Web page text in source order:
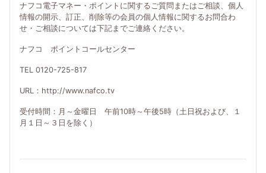
ナフコ電子マネー・ポイントに関するご質問またはご相談、個人
情報の開示、訂正、削除等の会員の個人情報に関するお問合わ
せ・ご相談については下記までご連絡ください。
ナフコ ポイントコールセンター
TEL 0120-725-817
URL：http://www.nafco.tv
受付時間：月～金曜日 午前10時～午後5時（土日祝および、１
月１日～３日を除く）